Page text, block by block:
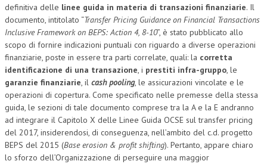
definitiva delle linee guida in materia di transazioni finanziarie. Il
documento, intitolato “Transfer Pricing Guidance on Financial Transactions
Inclusive Framework on BEPS: Action 4, 8-10”, è stato pubblicato allo
scopo di fornire indicazioni puntuali con riguardo a diverse operazioni
finanziarie, poste in essere tra parti correlate, quali: la corretta
identificazione di una transazione, i prestiti infra-gruppo, le
garanzie finanziarie, il cash pooling, le assicurazioni vincolate e le
operazioni di copertura. Come specificato nelle premesse della stessa
guida, le sezioni di tale documento comprese tra la A e la E andranno
ad integrare il Capitolo X delle Linee Guida OCSE sul transfer pricing
del 2017, insiderendosi, di conseguenza, nell’ambito del c.d. progetto
BEPS del 2015 (Base erosion & profit shifting). Pertanto, appare chiaro
lo sforzo dell’Organizzazione di perseguire una maggior